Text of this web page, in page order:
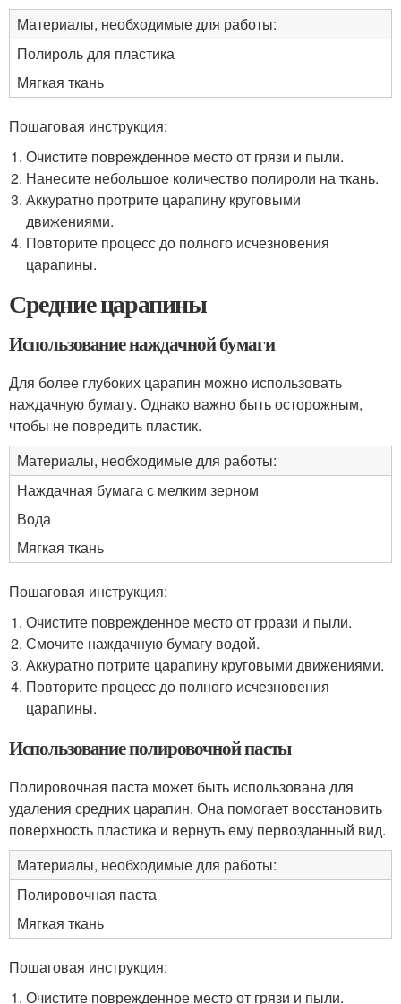
Материалы, необходимые для работы:
Полироль для пластика
Мягкая ткань
Пошаговая инструкция:
Очистите поврежденное место от грязи и пыли.
Нанесите небольшое количество полироли на ткань.
Аккуратно протрите царапину круговыми
движениями.
Повторите процесс до полного исчезновения
царапины.
Средние царапины
Использование наждачной бумаги
Для более глубоких царапин можно использовать
наждачную бумагу. Однако важно быть осторожным,
чтобы не повредить пластик.
Материалы, необходимые для работы:
Наждачная бумага с мелким зерном
Вода
Мягкая ткань
Пошаговая инструкция:
Очистите поврежденное место от гррази и пыли.
Смочите наждачную бумагу водой.
Аккуратно потрите царапину круговыми движениями.
Повторите процесс до полного исчезновения
царапины.
Использование полировочной пасты
Полировочная паста может быть использована для
удаления средних царапин. Она помогает восстановить
поверхность пластика и вернуть ему первозданный вид.
Материалы, необходимые для работы:
Полировочная паста
Мягкая ткань
Пошаговая инструкция:
Очистите поврежденное место от грязи и пыли.